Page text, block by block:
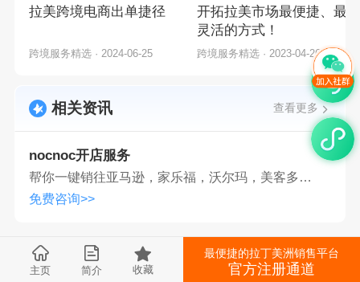
拉美跨境电商出单捷径
跨境服务精选· 2024-06-25
开拓拉美市场最便捷、最
灵活的方式！
跨境服务精选· 2023-04-26
相关资讯 查看更多
nocnoc开店服务
帮你一键销往亚马逊，家乐福，沃尔玛，美客多，CB等平台
免费咨询>>
主页 简介 收藏
最便捷的拉丁美洲销售平台
官方注册通道